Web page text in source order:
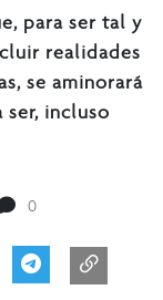
para ser tal y
realidades
se aminorará
ser, incluso
0